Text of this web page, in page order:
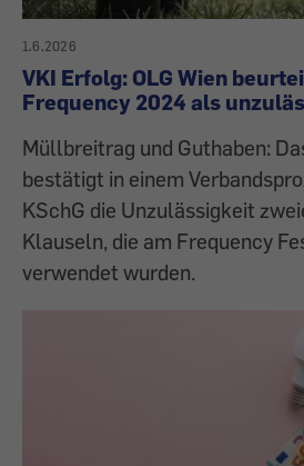
1.6.2026
VKI Erfolg: OLG Wien
Frequency 2024 als
Müllbreitrag und Guthaben:
bestätigt in einem
KSchG die Unzulässigkeit
Klauseln, die am Frequency
verwendet wurden.